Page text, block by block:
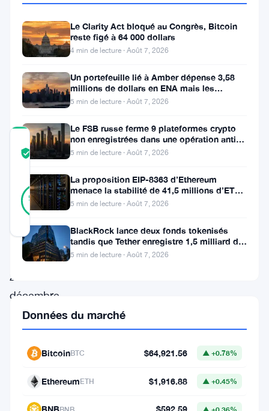
Solana,
étape
crypto
régulée
COMMUNITY
TRUST
Vérifié
93
RÉEL
Vérifié
14
2
décembre
2025,
société
Cantor
Fitzgerald
Le Clarity Act bloqué au Congrès, Bitcoin
reste figé à 64 000 dollars
4 min de lecture · Août 7, 2026
Un portefeuille lié à Amber dépense 3,58
millions de dollars en ENA mais les
acheteurs ne suivent pas
5 min de lecture · Août 7, 2026
Le FSB russe ferme 9 plateformes crypto
non enregistrées dans une opération anti-
fraude à Moscou
5 min de lecture · Août 7, 2026
La proposition EIP-8363 d’Ethereum
menace la stabilité de 41,5 millions d’ETH
stakés et de la DeFi
5 min de lecture · Août 7, 2026
BlackRock lance deux fonds tokenisés
tandis que Tether enregistre 1,5 milliard de
bénéfices au T2
5 min de lecture · Août 7, 2026
Données du marché
BitcoinBTC $64,921.56 ▲ +0.78%
EthereumETH $1,916.88 ▲ +0.45%